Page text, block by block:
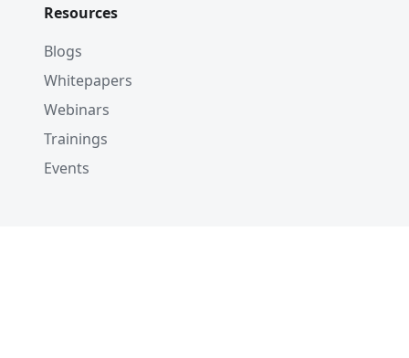
Resources
Blogs
Whitepapers
Webinars
Trainings
Events